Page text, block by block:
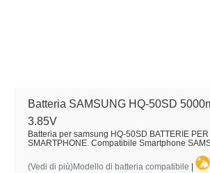
Batteria SAMSUNG HQ-50SD
3.85V
Batteria per samsung HQ-50SD BATTERIE
SMARTPHONE. Compatibile Smartphone
(Vedi di più)Modello di batteria compatibile